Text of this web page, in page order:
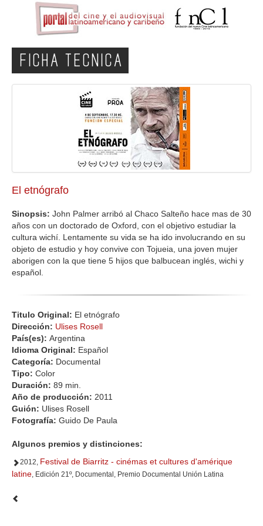
FICHA TECNICA
El etnógrafo
Sinopsis: John Palmer arribó al Chaco Salteño hace mas de 30
años con un doctorado de Oxford, con el objetivo estudiar la
cultura wichí. Lentamente su vida se ha ido involucrando en su
objeto de estudio y hoy convive con Tojueia, una joven mujer
aborigen con la que tiene 5 hijos que balbucean inglés, wichi y
español.
Titulo Original: El etnógrafo
Dirección: Ulises Rosell
País(es): Argentina
Idioma Original: Español
Categoría: Documental
Tipo: Color
Duración: 89 min.
Año de producción: 2011
Guión: Ulises Rosell
Fotografía: Guido De Paula
Algunos premios y distinciones:
2012, Festival de Biarritz - cinémas et cultures d'amérique
latine, Edición 21º, Documental, Premio Documental Unión Latina